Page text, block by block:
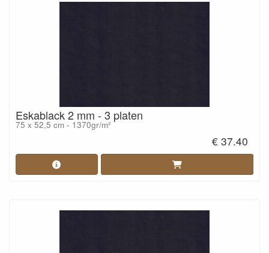
Eskablack 2 mm - 3 platen
75 x 52,5 cm - 1370gr/m²
€ 37.40